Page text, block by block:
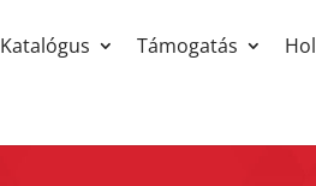
Katalógus Támogatás